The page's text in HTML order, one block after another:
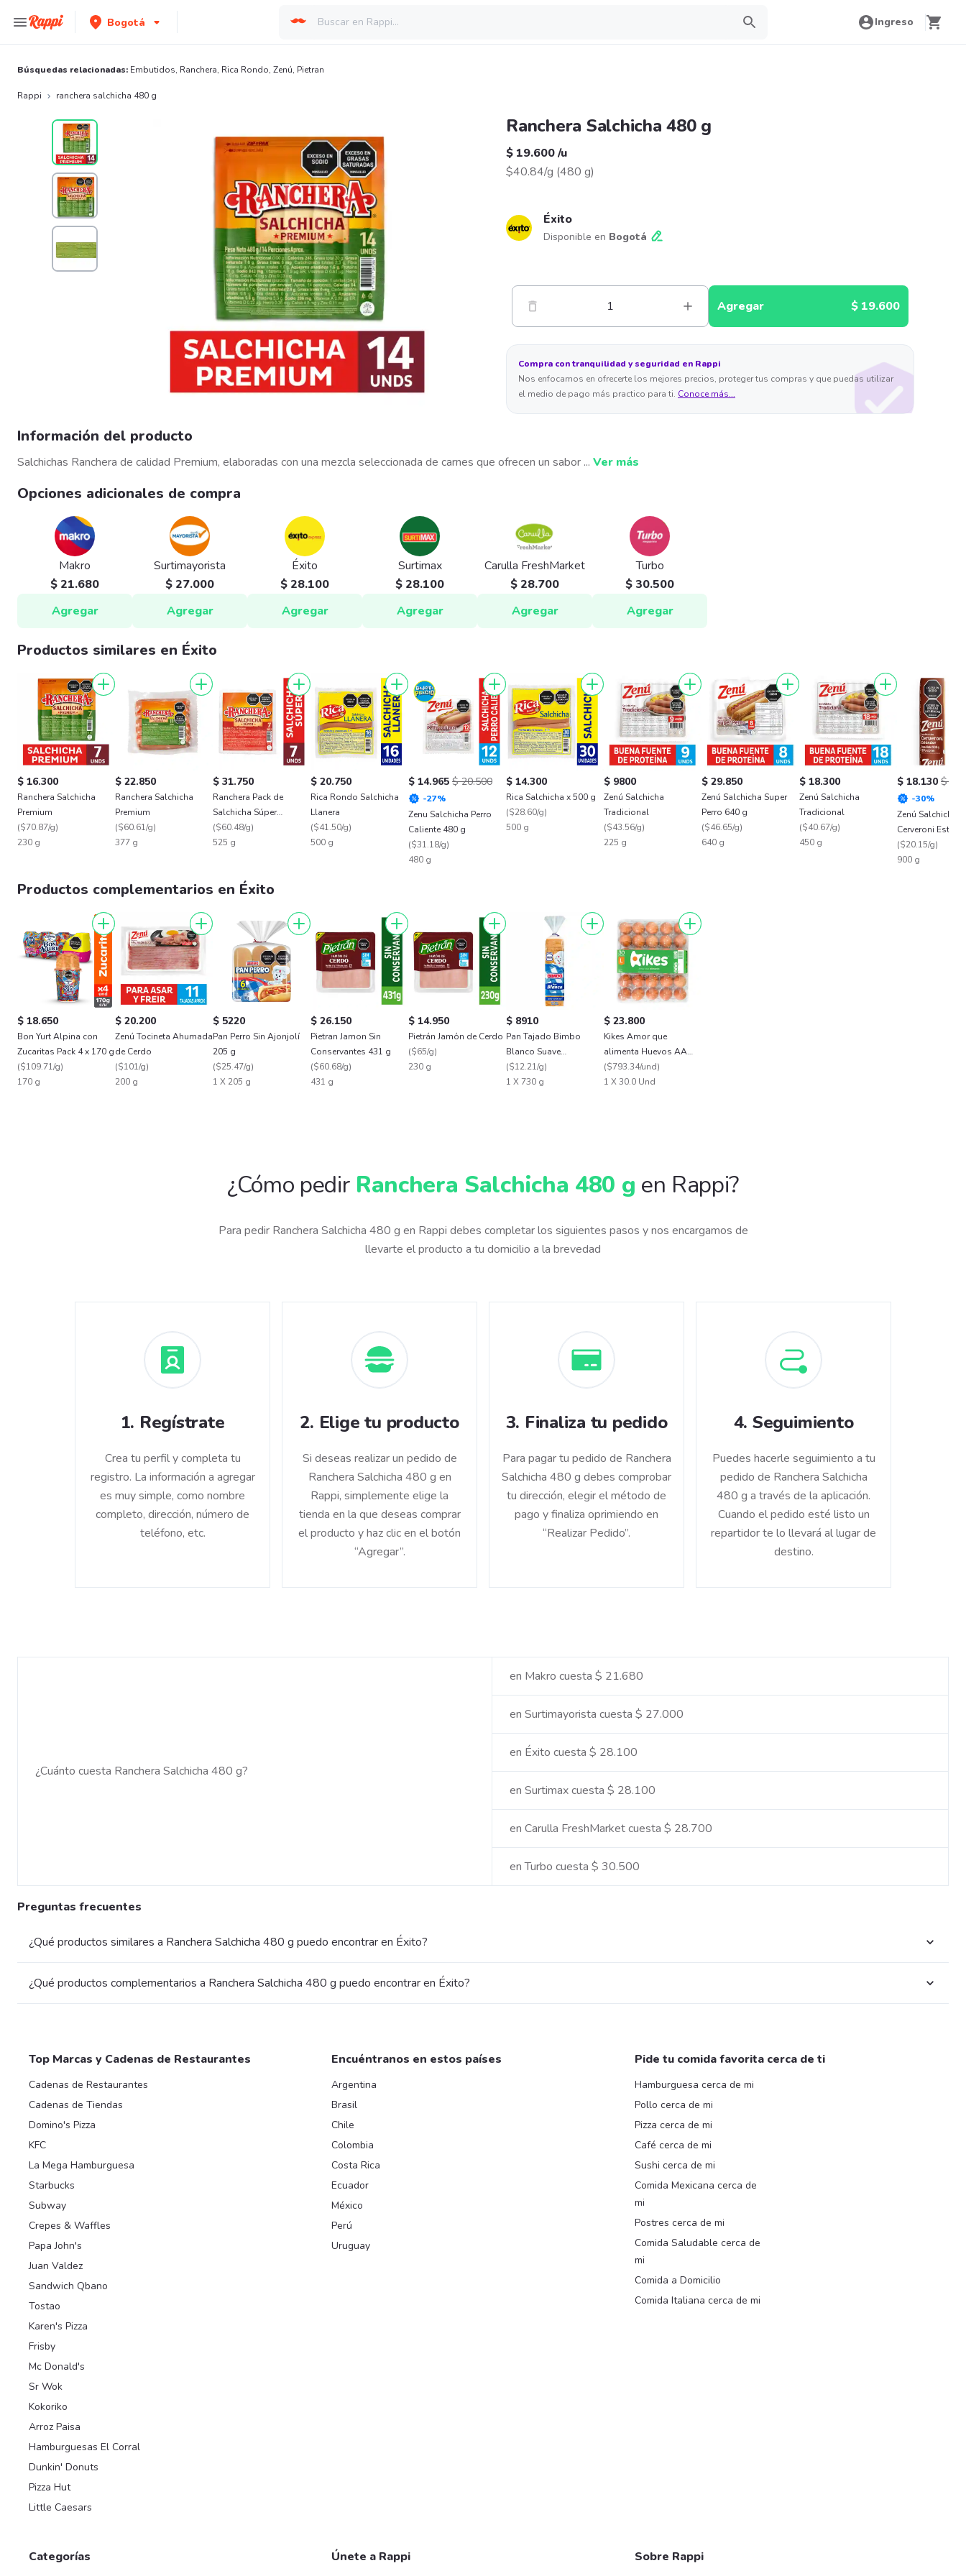
Bogotá Ingreso
Búsquedas relacionadas: Embutidos, Ranchera, Rica Rondo, Zenú, Pietran
Rappi ranchera salchicha 480 g
Ranchera Salchicha 480 g
$ 19.600/u
$40.84/g (480 g)
Éxito
Disponible en Bogotá
1 Agregar $ 19.600
Compra con tranquilidad y seguridad en Rappi
Nos enfocamos en ofrecerte los mejores precios, proteger tus compras y que puedas utilizar
el medio de pago más practico para ti. Conoce más...
Información del producto
Salchichas Ranchera de calidad Premium, elaboradas con una mezcla seleccionada de carnes que ofrecen un sabor ... Ver más
Opciones adicionales de compra
Makro
$ 21.680
Agregar
Surtimayorista
$ 27.000
Agregar
Éxito
$ 28.100
Agregar
Surtimax
$ 28.100
Agregar
Carulla FreshMarket
$ 28.700
Agregar
Turbo
$ 30.500
Agregar
Productos similares en Éxito
$ 16.300
Ranchera Salchicha
Premium
($70.87/g)
230 g
$ 22.850
Ranchera Salchicha
Premium
($60.61/g)
377 g
$ 31.750
Ranchera Pack de
Salchicha Súper
Premium
($60.48/g)
525 g
$ 20.750
Rica Rondo Salchicha
Llanera
($41.50/g)
500 g
$ 14.965 $ 20.500
-27%
Zenu Salchicha Perro
Caliente 480 g
($31.18/g)
480 g
$ 14.300
Rica Salchicha x 500 g
($28.60/g)
500 g
$ 9800
Zenú Salchicha
Tradicional
($43.56/g)
225 g
$ 29.850
Zenú Salchicha Super
Perro 640 g
($46.65/g)
640 g
$ 18.300
Zenú Salchicha
Tradicional
($40.67/g)
450 g
$ 18.130 $
-30%
Zenú Salchichón
Cerveroni
($20.15/g)
900 g
Productos complementarios en Éxito
$ 18.650
Bon Yurt Alpina con
Zucaritas Pack 4 x 170 g
($109.71/g)
170 g
$ 20.200
Zenú Tocineta Ahumada
de Cerdo
($101/g)
200 g
$ 5220
Pan Perro Sin Ajonjolí
205 g
($25.47/g)
1 X 205 g
$ 26.150
Pietran Jamon Sin
Conservantes 431 g
($60.68/g)
431 g
$ 14.950
Pietrán Jamón de Cerdo
($65/g)
230 g
$ 8910
Pan Tajado Bimbo
Blanco Suave
Esponjoso (730 Gr)
($12.21/g)
1 X 730 g
$ 23.800
Kikes Amor que
alimenta Huevos AA
Rojos L
($793.34/und)
1 X 30.0 Und
¿Cómo pedir Ranchera Salchicha 480 g en Rappi?
Para pedir Ranchera Salchicha 480 g en Rappi debes completar los siguientes pasos y nos encargamos de
llevarte el producto a tu domicilio a la brevedad
1. Regístrate
Crea tu perfil y completa tu
registro. La información a agregar
es muy simple, como nombre
completo, dirección, número de
teléfono, etc.
2. Elige tu producto
Si deseas realizar un pedido de
Ranchera Salchicha 480 g en
Rappi, simplemente elige la
tienda en la que deseas comprar
el producto y haz clic en el botón
“Agregar”.
3. Finaliza tu pedido
Para pagar tu pedido de Ranchera
Salchicha 480 g debes comprobar
tu dirección, elegir el método de
pago y finaliza oprimiendo en
“Realizar Pedido”.
4. Seguimiento
Puedes hacerle seguimiento a tu
pedido de Ranchera Salchicha
480 g a través de la aplicación.
Cuando el pedido esté listo un
repartidor te lo llevará al lugar de
destino.
¿Cuánto cuesta Ranchera Salchicha 480 g?
en Makro cuesta $ 21.680
en Surtimayorista cuesta $ 27.000
en Éxito cuesta $ 28.100
en Surtimax cuesta $ 28.100
en Carulla FreshMarket cuesta $ 28.700
en Turbo cuesta $ 30.500
Preguntas frecuentes
¿Qué productos similares a Ranchera Salchicha 480 g puedo encontrar en Éxito?
¿Qué productos complementarios a Ranchera Salchicha 480 g puedo encontrar en Éxito?
Top Marcas y Cadenas de Restaurantes
Cadenas de Restaurantes
Cadenas de Tiendas
Domino's Pizza
KFC
La Mega Hamburguesa
Starbucks
Subway
Crepes & Waffles
Papa John's
Juan Valdez
Sandwich Qbano
Tostao
Karen's Pizza
Frisby
Mc Donald's
Sr Wok
Kokoriko
Arroz Paisa
Hamburguesas El Corral
Dunkin' Donuts
Pizza Hut
Little Caesars
Encuéntranos en estos países
Argentina
Brasil
Chile
Colombia
Costa Rica
Ecuador
México
Perú
Uruguay
Pide tu comida favorita cerca de ti
Hamburguesa cerca de mi
Pollo cerca de mi
Pizza cerca de mi
Café cerca de mi
Sushi cerca de mi
Comida Mexicana cerca de
mi
Postres cerca de mi
Comida Saludable cerca de
mi
Comida a Domicilio
Comida Italiana cerca de mi
Categorías Únete a Rappi Sobre Rappi